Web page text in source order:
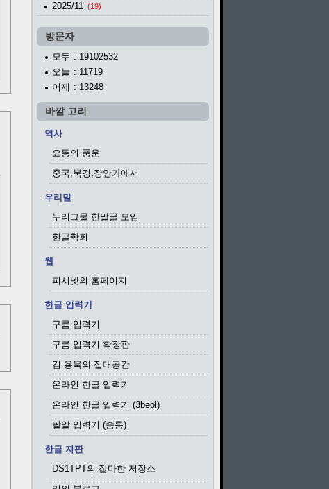
2025/11 (19)
방문자
모두 : 19102532
오늘 : 11719
어제 : 13248
바깥 고리
역사
요동의 풍운
중국,북경,장안가에서
우리말
누리그물 한말글 모임
한글학회
웹
피시넷의 홈페이지
한글 입력기
구름 입력기
구름 입력기 확장판
김 용묵의 절대공간
온라인 한글 입력기
온라인 한글 입력기 (3beol)
팥알 입력기 (숨통)
한글 자판
DS1TPT의 잡다한 저장소